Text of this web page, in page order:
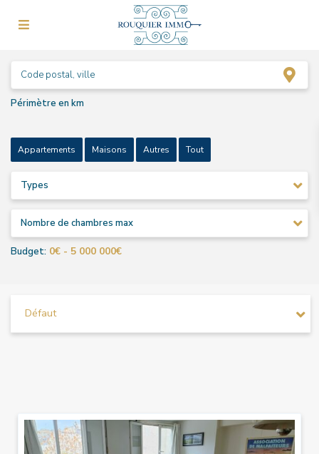
Périmètre en km
Appartements Autres
Maisons Tout
Types
Nombre de chambres max
Budget: 0€ - 5 000 000€
Défaut